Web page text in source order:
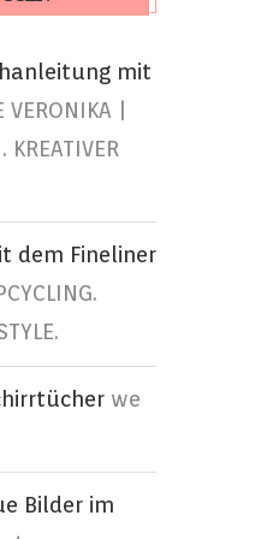
mit
VERONIKA |
KREATIVER
dem Fineliner
we
Bilder im